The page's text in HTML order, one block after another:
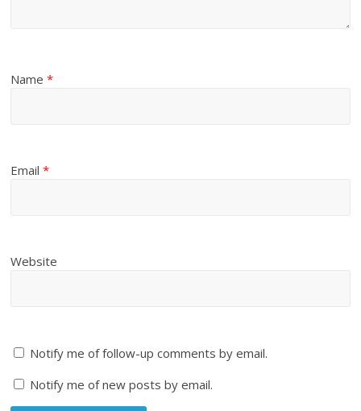
Name*
Email*
Website
Notify me of follow-up comments by email.
Notify me of new posts by email.